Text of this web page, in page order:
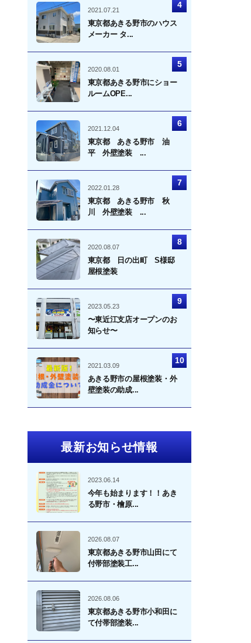
2021.07.21
東京都あきる野市のハウス
メーカー タ...
2020.08.01
東京都あきる野市にショー
ルームOPE...
2021.12.04
東京都 あきる野市 油
平 外壁塗装 ...
2022.01.28
東京都 あきる野市 秋
川 外壁塗装 ...
2020.08.07
東京都 日の出町 S様邸
屋根塗装
2023.05.23
〜東近江支店オープンのお
知らせ〜
2021.03.09
あきる野市の屋根塗装・外
壁塗装の助成...
最新お知らせ情報
2023.06.14
今年も始まります！！あき
る野市・檜原...
2026.08.07
東京都あきる野市山田にて
付帯部塗装工...
2026.08.06
東京都あきる野市小和田に
て付帯部塗装...